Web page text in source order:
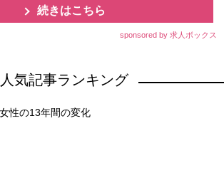
続きはこちら
sponsored by 求人ボックス
人気記事ランキング
性の13年間の変化